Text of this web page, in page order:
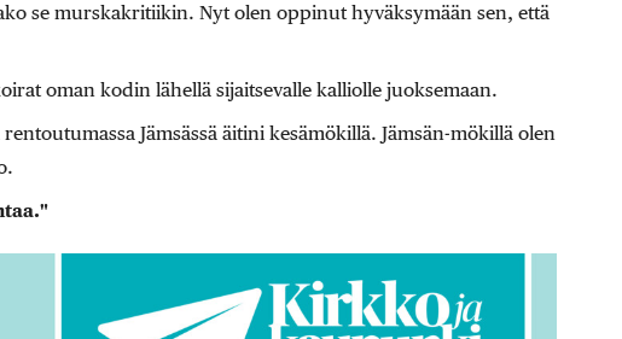
se murskakritiikin. Nyt olen oppinut hyväksymään sen, että
oman kodin lähellä sijaitsevalle kalliolle juoksemaan.
Jämsässä äitini kesämökillä. Jämsän-mökillä olen